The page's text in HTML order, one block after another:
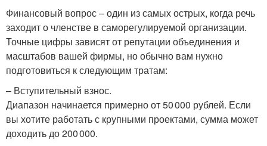
Финансовый вопрос – один из самых острых, когда речь
заходит о членстве в саморегулируемой организации.
Точные цифры зависят от репутации объединения и
масштабов вашей фирмы, но обычно вам нужно
подготовиться к следующим тратам:
– Вступительный взнос.
Диапазон начинается примерно от 50 000 рублей. Если
вы хотите работать с крупными проектами, сумма может
доходить до 200 000.